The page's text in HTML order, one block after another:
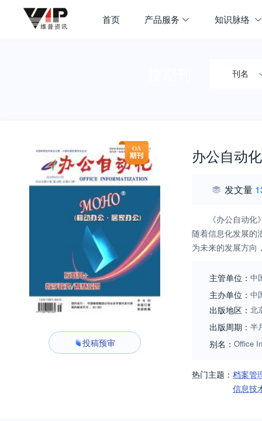
首页 产品服务 知识脉络
刊名
投稿预审
办公自动化
发文量
《办公自动
随着信息化发展的
为未来的发展方向
主管单位： 中
主办单位： 中
出版地区： 北
出版周期： 半
别名： Office
热门主题： 档案管
信息技